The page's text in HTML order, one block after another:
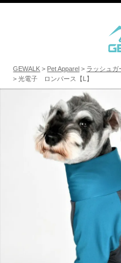
GEWALK Pet Apparel ラッシュガ
光電子 ロンパース【L】